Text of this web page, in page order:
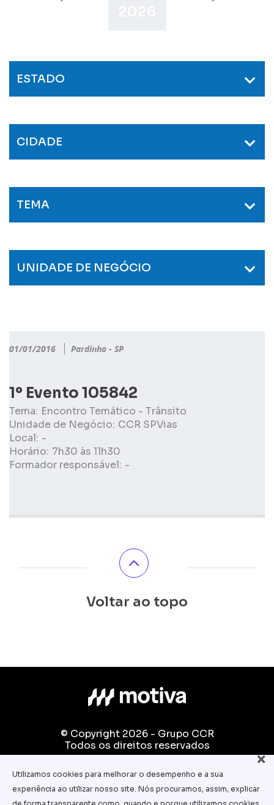
ESTADO
CIDADE
TEMA
UNIDADE DE NEGÓCIO
01/01/2016 Pardinho - SP
1º Evento 105842
Tema: Encontro Temático - Trânsito
Unidade de Negócio: CCR SPVias
Local: -
Horário: 7h30 às 11h30
Formador responsável: -
Voltar ao topo
© Copyright 2026 - Grupo CCR
Todos os direitos reservados
Fale conosco:
equipe.pedagogica@motiva.com.br
Utilizamos cookies para melhorar o desempenho e a sua
experiência ao utilizar nosso site. Nós procuramos, assim, explicar